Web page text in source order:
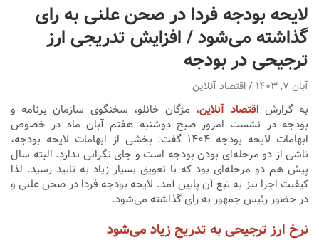
لایحه بودجه فردا در صحن علنی به رای
گذاشته می‌شود / افزایش تدریجی ارز
ترجیحی در بودجه
آبان ۷, ۱۴۰۳ اقتصاد آنلاین
به گزارش اقتصاد آنلاین، مژگان خانلو، سخنگوی سازمان برنامه و
بودجه در نشست امروز صبح دوشنبه هفتم آبان ماه در خصوص
ابهامات لایحه بودجه ۱۴۰۴ گفت: بخشی از ابهامات لایحه بودجه،
ناشی از دو مرحله‌ای بودن بودجه است و جای نگرانی ندارد. البته سال
پیش هم دو مرحله‌ای بود که با تعویق بسیار زیاد به تایید رسید. لذا
کیفیت اجرا نیز به تبع آن پایین آمد. لایحه بودجه فردا در صحن علنی و
در حضور رئیس جمهور به رای گذاشته می‌شود.
نرخ ارز ترجیحی به تدریج زیاد می‌شود